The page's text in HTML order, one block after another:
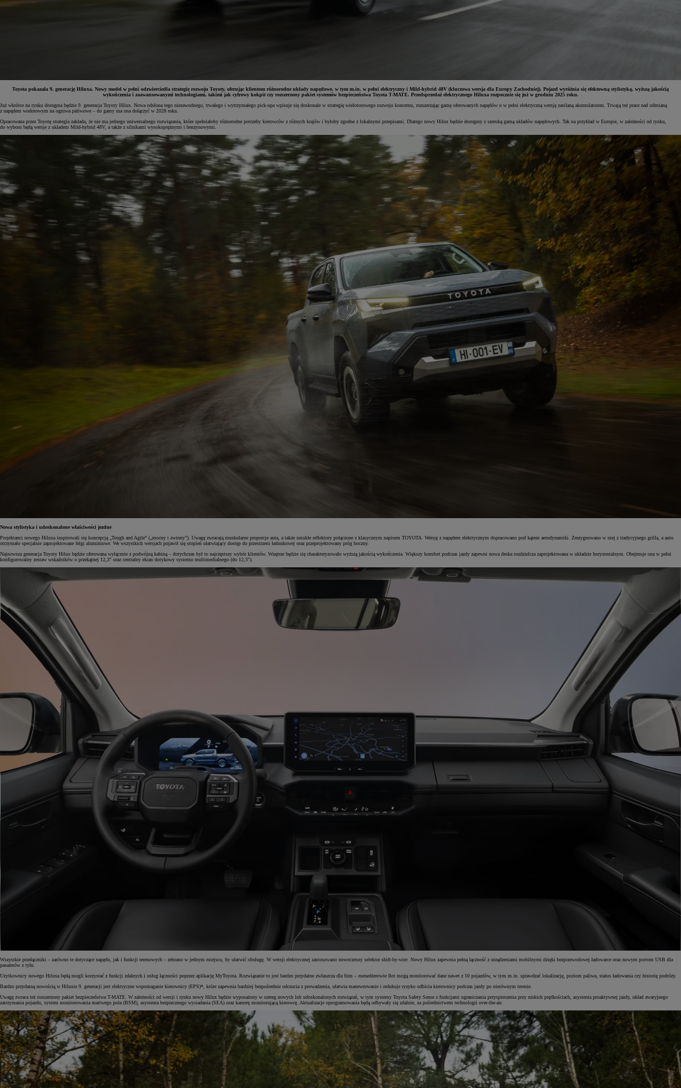
Toyota pokazała 9. generację Hiluxa. Nowy model w pełni odzwierciedla strategię rozwoju Toyoty, oferując klientom różnorodne układy napędowe, w tym m.in. w pełni elektryczny i Mild-hybrid 48V (kluczowa wersja dla Europy Zachodniej). Pojazd wyróżnia się efektowną stylistyką, wyższą jakością
wykończenia i zaawansowanymi technologiami, takimi jak cyfrowy kokpit czy rozszerzony pakiet systemów bezpieczeństwa Toyota T-MATE. Przedsprzedaż elektrycznego Hiluxa rozpocznie się już w grudniu 2025 roku.
Już wkrótce na rynku dostępna będzie 9. generacja Toyoty Hilux. Nowa odsłona tego niezawodnego, trwałego i wytrzymałego pick-upa wpisuje się doskonale w strategię wielotorowego rozwoju koncernu, rozszerzając gamę oferowanych napędów o w pełni elektryczną wersję zasilaną akumulatorem. Trwają też prace nad odmianą
z napędem wodorowym na ogniwa paliwowe – do gamy ma ona dołączyć w 2028 roku.
Opracowana przez Toyotę strategia zakłada, że nie ma jednego uniwersalnego rozwiązania, które spełniałoby różnorodne potrzeby kierowców z różnych krajów i byłoby zgodne z lokalnymi przepisami. Dlatego nowy Hilux będzie dostępny z szeroką gamą układów napędowych. Tak na przykład w Europie, w zależności od rynku,
do wyboru będą wersje z układem Mild-hybrid 48V, a także z silnikami wysokoprężnymi i benzynowymi.
Nowa stylistyka i udoskonalone właściwości jezdne
Projektanci nowego Hiluxa inspirowali się koncepcją „Tough and Agile” („mocny i zwinny”). Uwagę zwracają muskularne proporcje auta, a także smukłe reflektory połączone z klasycznym napisem TOYOTA. Wersję z napędem elektrycznym dopracowano pod kątem aerodynamiki. Zrezygnowano w niej z tradycyjnego grilla, a auto
otrzymało specjalnie zaprojektowane felgi aluminiowe. We wszystkich wersjach pojawił się stopień ułatwiający dostęp do przestrzeni ładunkowej oraz przeprojektowany próg boczny.
Najnowsza generacja Toyoty Hilux będzie oferowana wyłącznie z podwójną kabiną – dotychczas był to najczęstszy wybór klientów. Wnętrze będzie się charakteryzowało wyższą jakością wykończenia. Większy komfort podczas jazdy zapewni nowa deska rozdzielcza zaprojektowana w układzie horyzontalnym. Obejmuje ona w pełni
konfigurowalny zestaw wskaźników o przekątnej 12,3" oraz centralny ekran dotykowy systemu multimedialnego (do 12,3").
Wszystkie przełączniki – zarówno te dotyczące napędu, jak i funkcji terenowych – zebrano w jednym miejscu, by ułatwić obsługę. W wersji elektrycznej zastosowano nowoczesny selektor shift-by-wire. Nowy Hilux zapewnia pełną łączność z urządzeniami mobilnymi dzięki bezprzewodowej ładowarce oraz nowym portom USB dla
pasażerów z tyłu.
Użytkownicy nowego Hiluxa będą mogli korzystać z funkcji zdalnych i usług łączności poprzez aplikację MyToyota. Rozwiązanie to jest bardzo przydatne zwłaszcza dla firm – menedżerowie flot mogą monitorować dane nawet z 10 pojazdów, w tym m.in. sprawdzać lokalizację, poziom paliwa, status ładowania czy historię podróży.
Bardzo przydatną nowością w Hiluxie 9. generacji jest elektryczne wspomaganie kierownicy (EPS)*, które zapewnia bardziej bezpośrednie odczucia z prowadzenia, ułatwia manewrowanie i redukuje ryzyko odbicia kierownicy podczas jazdy po nierównym terenie.
Uwagę zwraca też rozszerzony pakiet bezpieczeństwa T-MATE. W zależności od wersji i rynku nowy Hilux będzie wyposażony w szereg nowych lub udoskonalonych rozwiązań, w tym systemy Toyota Safety Sense z funkcjami ograniczania przyspieszenia przy niskich prędkościach, asystenta proaktywnej jazdy, układ awaryjnego
zatrzymania pojazdu, system monitorowania martwego pola (BSM), asystenta bezpiecznego wysiadania (SEA) oraz kamerę monitorującą kierowcę. Aktualizacje oprogramowania będą odbywały się zdalnie, za pośrednictwem technologii over-the-air.